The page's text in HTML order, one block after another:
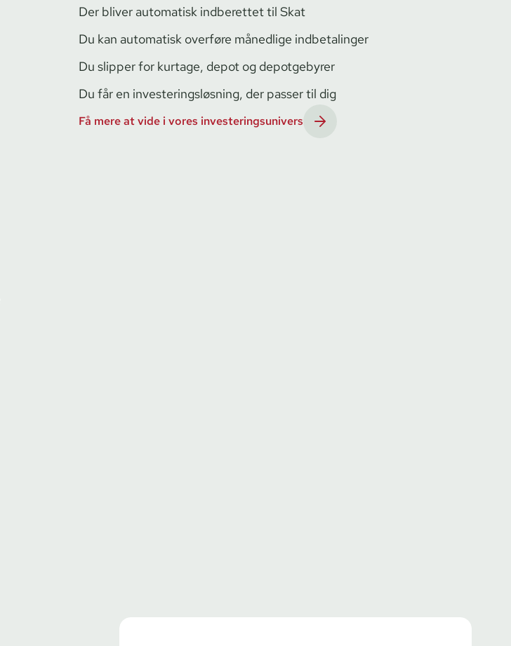
Der bliver automatisk indberettet til Skat
Du kan automatisk overføre månedlige indbetalinger
Du slipper for kurtage, depot og depotgebyrer
Du får en in­ve­ste­rings­løs­ning, der passer til dig
Få mere at vide i vores investeringsunivers